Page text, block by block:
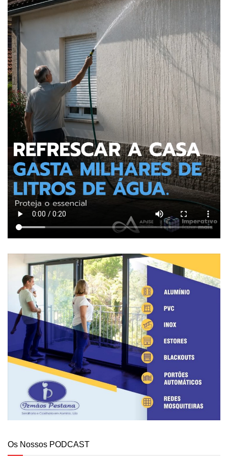
Os Nossos PODCAST